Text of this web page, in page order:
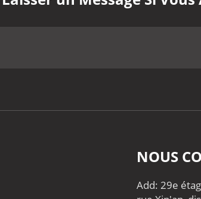
NOUS
Add: 29e